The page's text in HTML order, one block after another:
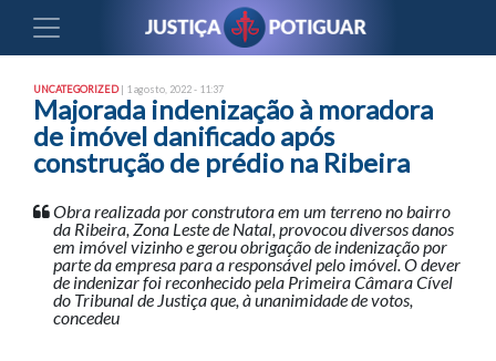
UNCATEGORIZED| 1 agosto, 2022 - 11:37
Majorada indenização à moradora
de imóvel danificado após
construção de prédio na Ribeira
Obra realizada por construtora em um terreno no bairro
da Ribeira, Zona Leste de Natal, provocou diversos danos
em imóvel vizinho e gerou obrigação de indenização por
parte da empresa para a responsável pelo imóvel. O dever
de indenizar foi reconhecido pela Primeira Câmara Cível
do Tribunal de Justiça que, à unanimidade de votos,
concedeu